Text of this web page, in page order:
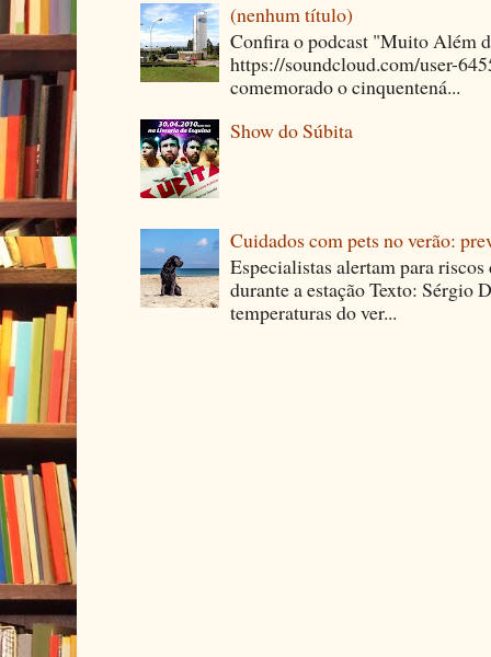
(nenhum título)
Confira o podcast "Muito Além
https://soundcloud.com/user-
comemorado o cinquentená...
Show do Súbita
Cuidados com pets no verão:
Especialistas alertam para
durante a estação Texto: Sérgio
temperaturas do ver...